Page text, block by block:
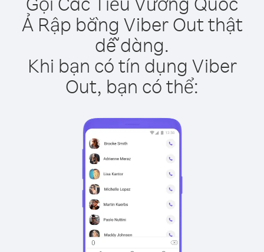
Ả Rập bằng Viber Out thật
dễ dàng.
Khi bạn có tín dụng Viber
Out, bạn có thể: